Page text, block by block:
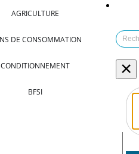
AGRICULTURE
DE CONSOMMATION
CONDITIONNEMENT
BFSI
×